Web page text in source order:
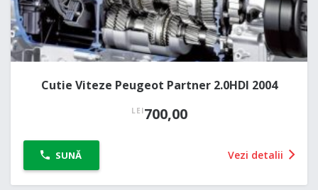
Cutie Viteze Peugeot Partner 2.0HDI 2004
LEI700,00
SUNĂ Vezi detalii